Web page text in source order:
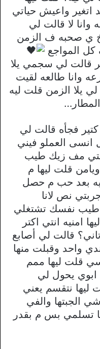
اتغير واعيش حياتي
لا قالت لي
ي صحبه ف الزمن
المواجع
قالت لي سجمي يلا
وانا طالعه لقيت
يلا الزمن قلت ليه
كتير فجأه قالت لي
انسى العملو فيني
مف زيك طيب
قلت ليها م
بعد حب م حصل
نص لانا
طيب نفسك تشتغلي
امنيه انتي اكتر
قالت لي أصابع
واحد وقبلت منها
قلت ليها ممم
يحول لي
نتقسم يعني
الجبتها والفي
تسلمي بس م بقدر